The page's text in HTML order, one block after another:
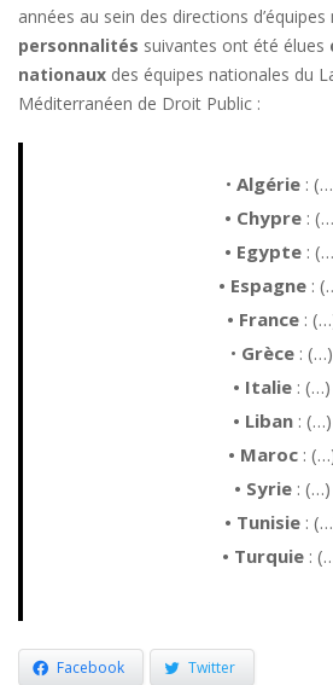
années au sein des directions
personnalités suivantes ont été élues
nationaux des équipes nationales du
Méditerranéen de Droit Public :
• Algérie:
• Chypre:
• Egypte:
• Espagne :
• France:
• Grèce : (…)
• Italie : (…)
• Liban: (…)
• Maroc:
• Syrie: (…)
• Tunisie :
• Turquie:
Facebook Twitter